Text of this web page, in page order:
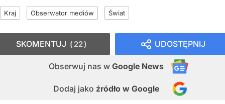
Kraj Obserwator mediów Świat
UDOSTĘPNIJ
Obserwuj nas w Google News
Dodaj jako źródło w Google
SKOMENTUJ 22